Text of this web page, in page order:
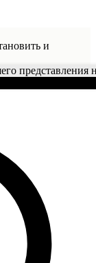
и
представления